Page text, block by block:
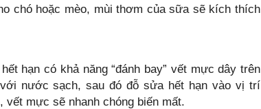
chó hoặc mèo, mùi thơm của sữa sẽ kích thích
hạn có khả năng “đánh bay” vết mực dây trên
nước sạch, sau đó đỗ sửa hết hạn vào vị trí
vết mực sẽ nhanh chóng biến mất.